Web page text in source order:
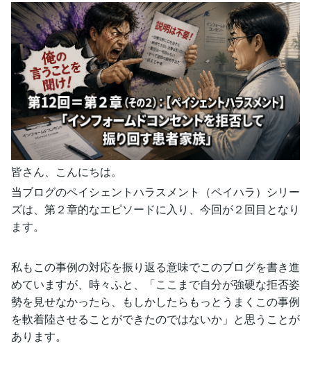
皆さん、こんにちは。
当ブログのペイシェントハラスメント（ペイハラ）シリー
ズは、第２章的なエピソードに入り、今回が２回目となり
ます。
私もこの事例の対応を振り返る意味でこのブログを書き進
めていますが、時々ふと、「ここまで自分が強硬な拒否姿
勢を見せなかったら、もしかしたらもっとうまくこの事例
を軟着陸させることができたのではないか」と思うことが
あります。